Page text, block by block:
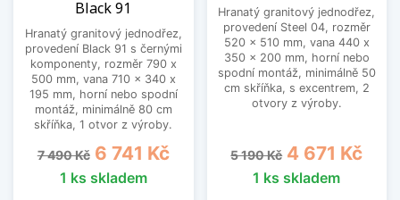
Black 91
Hranatý granitový jednodřez,
provedení Black 91 s černými
komponenty, rozměr 790 x
500 mm, vana 710 x 340 x
195 mm, horní nebo spodní
montáž, minimálně 80 cm
skříňka, 1 otvor z výroby.
Běžná cena
7 490 Kč Cena
6 741 Kč
1 ks skladem
Hranatý granitový jednodřez,
provedení Steel 04, rozměr
520 x 510 mm, vana 440 x
350 x 200 mm, horní nebo
spodní montáž, minimálně 50
cm skříňka, s excentrem, 2
otvory z výroby.
Běžná cena
5 190 Kč Cena
4 671 Kč
1 ks skladem